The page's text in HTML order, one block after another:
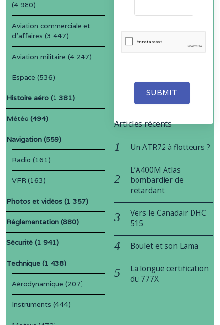
SUBMIT
(4 980)
Aviation commerciale et
d'affaires (3 447)
Aviation militaire (4 247)
Espace (536)
Histoire aéro (1 381)
Météo (494)
Navigation (559)
Radio (161)
VFR (163)
Photos et vidéos (1 357)
Réglementation (880)
Sécurité (1 941)
Technique (1 438)
Aérodynamique (207)
Instruments (444)
Articles récents
Un ATR72 à flotteurs ?
L’A400M Atlas
bombardier de
retardant
Vers le Canadair DHC
515
Boulet et son Lama
La longue certification
du 777X